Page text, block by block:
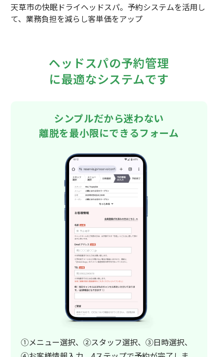
天草市の快眠ドライヘッドスパ。予約システムを活用し
て、業務負担を減らし客単価をアップ
ヘッドスパの予約管理
に最適なシステムです
シンプルだから迷わない
離脱を最小限にできるフォーム
①メニュー選択、②スタッフ選択、③日時選択、